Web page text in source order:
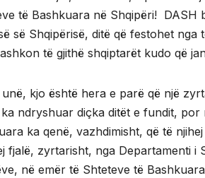
të Bashkuara në Shqipëri!
së Shqipërisë, ditë që festohet
të gjithë shqiptarët kudo që
unë, kjo është hera e parë që një
ndryshuar diçka ditët e fundit, por
ka qenë, vazhdimisht, që të
fjalë, zyrtarisht, nga Departamenti i
në emër të Shteteve të